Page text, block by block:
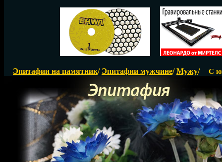
Эпитафии на памятник/ Эпитафии мужчине/Мужу/ С